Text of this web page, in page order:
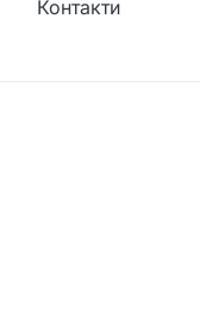
Контакти